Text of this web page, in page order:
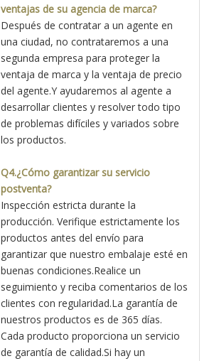
ventajas de su agencia de marca?
Después de contratar a un agente en
una ciudad, no contrataremos a una
segunda empresa para proteger la
ventaja de marca y la ventaja de precio
del agente.Y ayudaremos al agente a
desarrollar clientes y resolver todo tipo
de problemas difíciles y variados sobre
los productos.
Q4.¿Cómo garantizar su servicio
postventa?
Inspección estricta durante la
producción. Verifique estrictamente los
productos antes del envío para
garantizar que nuestro embalaje esté en
buenas condiciones.Realice un
seguimiento y reciba comentarios de los
clientes con regularidad.La garantía de
nuestros productos es de 365 días.
Cada producto proporciona un servicio
de garantía de calidad.Si hay un